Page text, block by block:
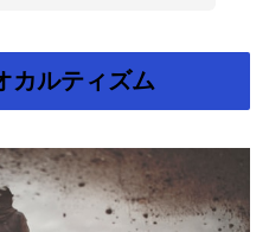
カルティズム